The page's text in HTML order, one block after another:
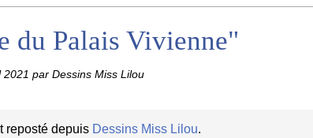
du Palais Vivienne"
2021 par Dessins Miss Lilou
reposté depuis Dessins Miss Lilou.